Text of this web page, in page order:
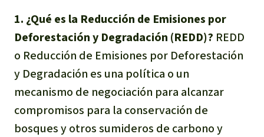
Minería
Agrotoxicos
Aceite de palma
1. ¿Qué es la Reducción de Emisiones por
Deforestación y Degradación (REDD)? REDD
o Reducción de Emisiones por Deforestación
y Degradación es una política o un
mecanismo de negociación para alcanzar
compromisos para la conservación de
bosques y otros sumideros de carbono y